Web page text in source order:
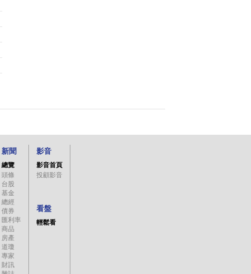
新聞
總覽
頭條
台股
基金
總經
債券
匯利率
商品
房產
道瓊
專家
財訊
影音
影音首頁
投顧影音
看盤
輕鬆看